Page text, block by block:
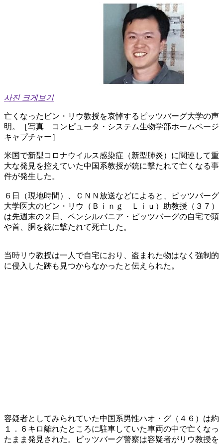
사진 크게보기
亡くなったビン・リウ教授を哀悼するピッツバーグ大学の声
明。［写真 コンピュータ・システム生物学部ホームページ
キャプチャー］
米国で新型コロナウイルス感染症（新型肺炎）に関連して重
大な発見を控えていた中国系教授が銃に撃たれて亡くなる事
件が発生した。
６日（現地時間）、ＣＮＮ放送などによると、ピッツバーグ
大学医大のビン・リウ（Ｂｉｎｇ Ｌｉｕ）助教授（３７）
は先週末の２日、ペンシルバニア・ピッツバーグの自宅で頭
や首、胴を銃に撃たれて死亡した。
当時リウ教授は一人で自宅におり、盗まれた物はなく強制的
に侵入した跡も見つからなかったと伝えられた。
容疑者としてみられていた中国系男性ハオ・グ（４６）は約
１．６キロ離れたところに駐車していた車両の中で亡くなっ
たまま発見された。ピッツバーグ警察は容疑者がリウ教授を